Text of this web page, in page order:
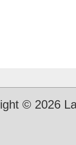
© 2026